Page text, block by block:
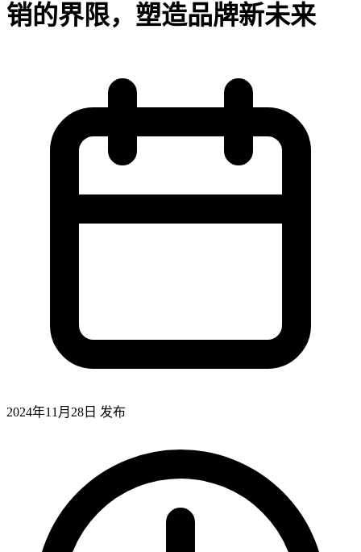
销的界限，塑造品牌新未来
2024年11月28日 发布